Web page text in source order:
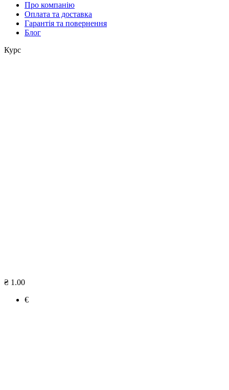
Про компанію
Оплата та доставка
Гарантія та повернення
Блог
Курс
₴ 1.00
€